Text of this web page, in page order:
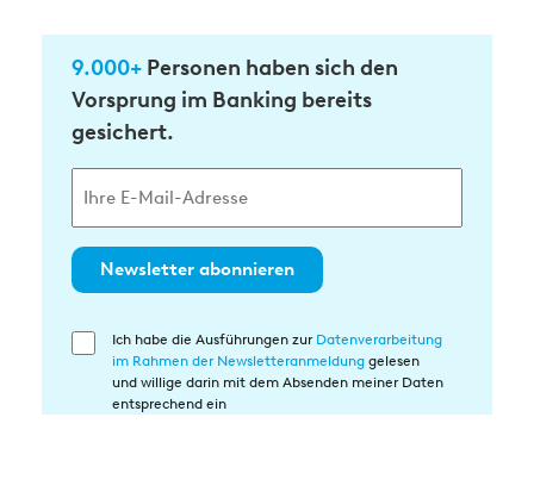
9.000+ Personen haben sich den
Vorsprung im Banking bereits
gesichert.
Newsletter abonnieren
Einwilligung
Ich habe die Ausführungen zur Datenverarbeitung
im Rahmen der Newsletteranmeldung gelesen
und willige darin mit dem Absenden meiner Daten
entsprechend ein